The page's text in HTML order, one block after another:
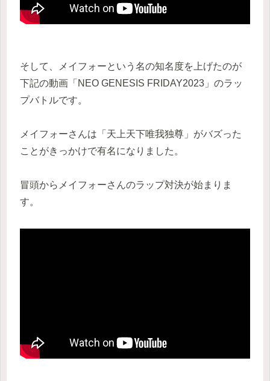
そして、メイフォーという名の知名度を上げたのが
下記の動画「NEO GENESIS FRIDAY2023」のラッ
プバトルです。
メイフォーさんは「天上天下唯我独尊」がバズった
ことがきっかけで有名になりました。
冒頭からメイフォーさんのラップ対決が始まりま
す。